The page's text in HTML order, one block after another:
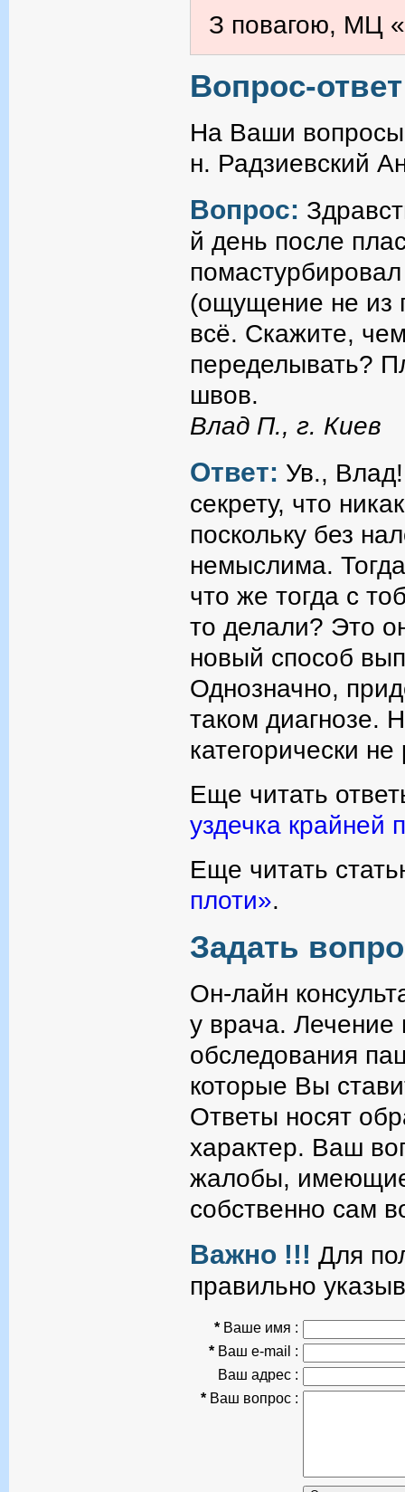
З повагою, МЦ
Вопрос-
На Ваши вопросы
н. Радзиевский
Вопрос:
й день после
(ощущение не из
всё. Скажите,
переделывать?
швов.
Влад П., г. Киев
Ответ: Ув.,
секрету, что
поскольку без
немыслима.
что же тогда с
то делали? Это
новый способ
Однозначно,
таком диагнозе.
категорически
Еще читать
уздечка крайней
Еще читать
плоти».
Задать
Он-лайн
у врача. Лечение
обследования
которые Вы
Ответы носят
характер. Ваш
жалобы,
собственно сам
Важно !!! Для
правильно
* Ваше имя :
* Ваш e-mail :
Ваш адрес :
* Ваш вопрос :